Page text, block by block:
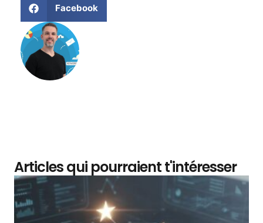
Facebook
Articles qui pourraient t'intéresser